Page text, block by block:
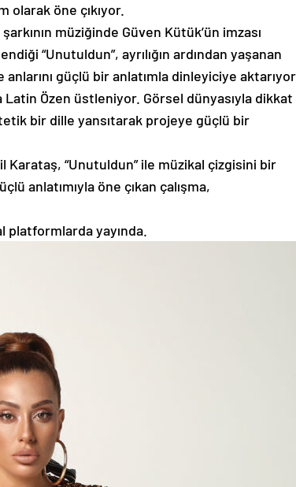
olarak öne çıkıyor.
müziğinde Güven Kütük’ün imzası
“Unutuldun”, ayrılığın ardından yaşanan
güçlü bir anlatımla dinleyiciye
Özen üstleniyor. Görsel dünyasıyla dikkat
bir dille yansıtarak projeye güçlü bir
“Unutuldun” ile müzikal çizgisini bir
anlatımıyla öne çıkan çalışma,
platformlarda yayında.